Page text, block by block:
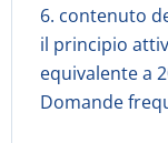
6. contenuto
il principio
equivalente a
Domande